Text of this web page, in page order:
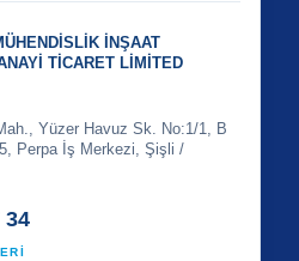
İNŞAAT
TİCARET LİMİTED
Yüzer Havuz Sk. No:1/1, B
Perpa İş Merkezi, Şişli /
34